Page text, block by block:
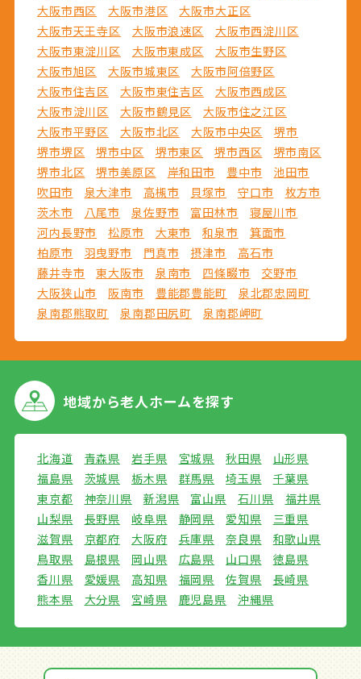
大阪市西区
大阪市港区
大阪市大正区
大阪市天王寺区
大阪市浪速区
大阪市西淀川区
大阪市東淀川区
大阪市東成区
大阪市生野区
大阪市旭区
大阪市城東区
大阪市阿倍野区
大阪市住吉区
大阪市東住吉区
大阪市西成区
大阪市淀川区
大阪市鶴見区
大阪市住之江区
大阪市平野区
大阪市北区 大阪市中央区
堺市
堺市堺区
堺市中区 堺市東区 堺市西区
堺市南区
堺市北区
堺市美原区 岸和田市 豊中市
池田市
吹田市
泉大津市 高槻市 貝塚市 守口市
枚方市
茨木市
八尾市 泉佐野市 富田林市
寝屋川市
河内長野市
松原市 大東市 和泉市
箕面市
柏原市
羽曳野市 門真市 摂津市
高石市
藤井寺市
東大阪市 泉南市 四條畷市
交野市
大阪狭山市
阪南市 豊能郡豊能町
泉北郡忠岡町
泉南郡熊取町
泉南郡田尻町 泉南郡岬町
地域から老人ホームを探す
北海道 青森県 岩手県 宮城県 秋田県
山形県
福島県
茨城県 栃木県 群馬県 埼玉県
千葉県
東京都
神奈川県 新潟県 富山県 石川県
福井県
山梨県
長野県 岐阜県 静岡県 愛知県
三重県
滋賀県
京都府 大阪府 兵庫県 奈良県
和歌山県
鳥取県
島根県 岡山県 広島県 山口県
徳島県
香川県
愛媛県 高知県 福岡県 佐賀県
長崎県
熊本県
大分県 宮崎県 鹿児島県 沖縄県